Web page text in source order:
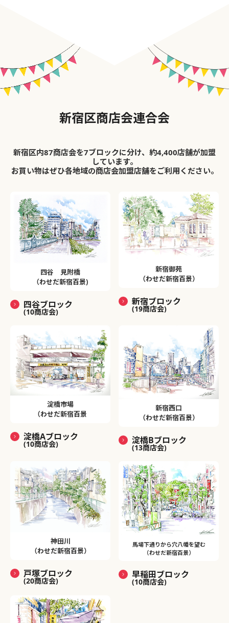
新宿区商店会連合会
新宿区内87商店会を7ブロックに分け、約4,400店舗が加盟
しています。
お買い物はぜひ各地域の商店会加盟店舗をご利用ください。
四谷 見附橋
（わせだ新宿百景)
四谷ブロック
(10商店会)
新宿御苑
（わせだ新宿百景）
新宿ブロック
(19商店会)
淀橋市場
（わせだ新宿百景
淀橋Aブロック
(10商店会)
新宿西口
（わせだ新宿百景）
淀橋Bブロック
(13商店会)
神田川
（わせだ新宿百景）
戸塚ブロック
(20商店会)
馬場下通りから穴八幡を望む
（わせだ新宿百景）
早稲田ブロック
(10商店会)